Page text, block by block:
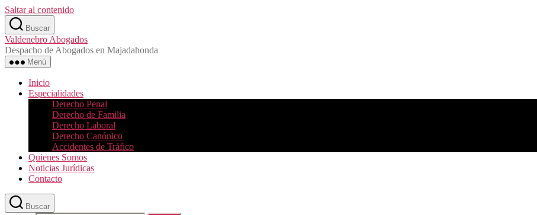
Saltar al contenido
Buscar
Valdenebro Abogados
Despacho de Abogados en Majadahonda
Menú
Inicio
Especialidades
Derecho Penal
Derecho de Familia
Derecho Laboral
Derecho Canónico
Accidentes de Tráfico
Quienes Somos
Noticias Jurídicas
Contacto
Buscar